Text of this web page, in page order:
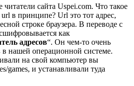
сайта Uspei.com. Что такое
в принципе? Url это тот адрес,
строке браузера. В переводе с
как
адресов“. Он чем-то очень
нашей операционной системе.
на свой компьютер вы
games, и устанавливали туда